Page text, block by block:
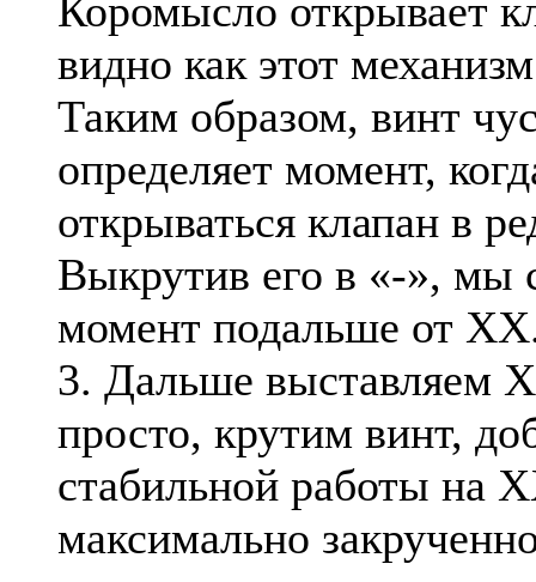
Коромысло открывает
видно как этот
Таким образом, винт
определяет момент,
открываться клапан в
Выкрутив его в «-», мы
момент подальше от
3. Дальше выставляем
просто, крутим винт,
стабильной работы на
максимально